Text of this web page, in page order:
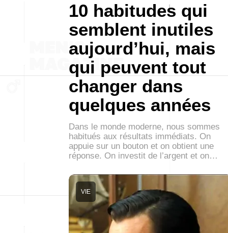
10 habitudes qui
semblent inutiles
aujourd’hui, mais
qui peuvent tout
changer dans
quelques années
Dans le monde moderne, nous sommes
habitués aux résultats immédiats. On
appuie sur un bouton et on obtient une
réponse. On investit de l’argent et on…
VIE